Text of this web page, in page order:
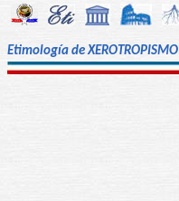
Etimología de XEROTROPISMO